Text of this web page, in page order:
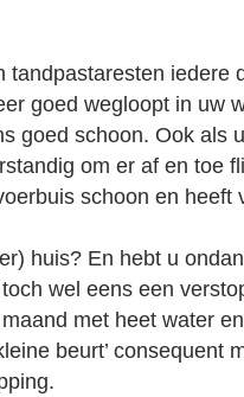
tandpastaresten iedere
goed wegloopt in uw
goed schoon. Ook als
om er af en toe
schoon en heeft
huis? En hebt u
wel eens een
met heet water
beurt’ consequent